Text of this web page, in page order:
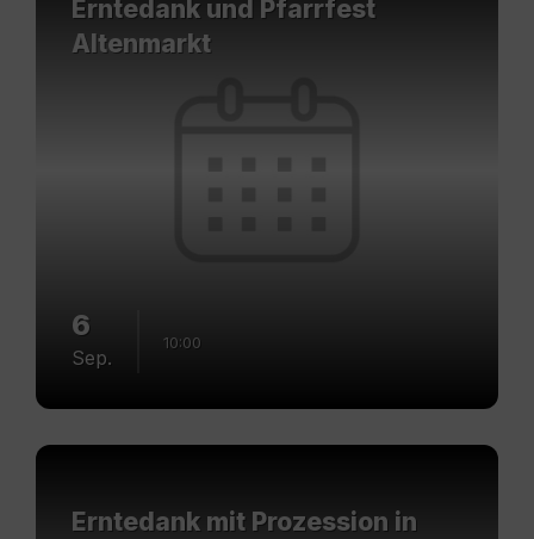
Erntedank und Pfarrfest
Altenmarkt
6
Sep.
10:00
Erntedank mit Prozession in
Mehr